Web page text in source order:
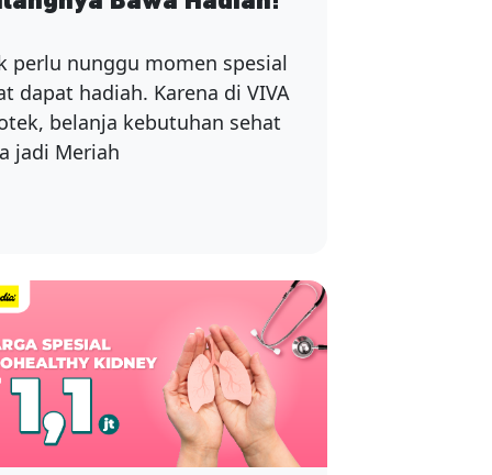
perlu nunggu momen spesial
dapat hadiah. Karena di VIVA
belanja kebutuhan sehat
jadi Meriah